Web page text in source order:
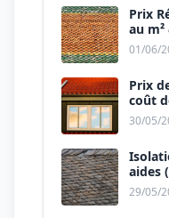
Prix
au
01/06/
Prix
coût
30/05/
aides
29/05/